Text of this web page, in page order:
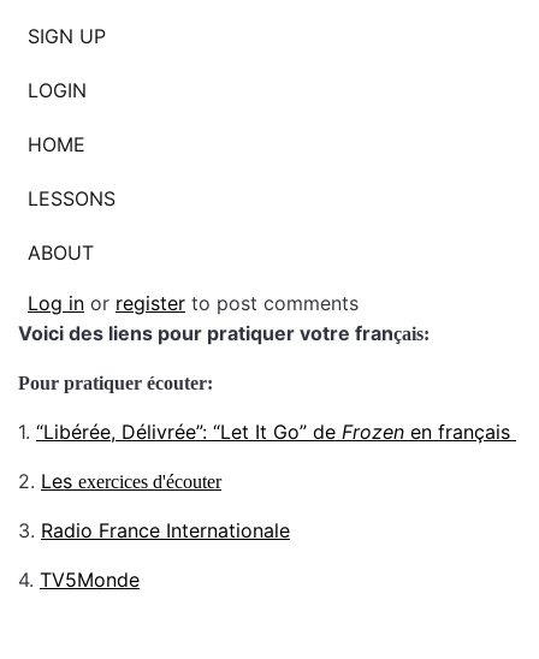
SIGN UP
LOGIN
HOME
LESSONS
ABOUT
Log in or register to post comments
Voici des liens pour pratiquer votre français:
Pour pratiquer écouter:
1. “Libérée, Délivrée”: “Let It Go” de Frozen en français
2. Les exercices d'écouter
3. Radio France Internationale
4. TV5Monde